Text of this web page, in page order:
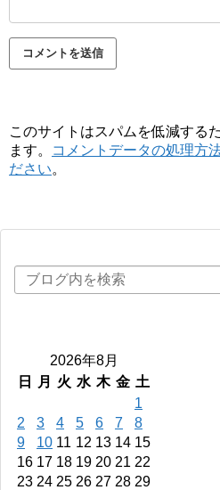
このサイトはスパムを低減する
ます。
コメントデータの処理方
ださい。
2026年8月
日
月 火 水 木 金 土
1
2
3 4 5 6 7
8
9
10 11 12 13 14 15
16 17 18 19 20 21 22
23 24 25 26 27 28 29